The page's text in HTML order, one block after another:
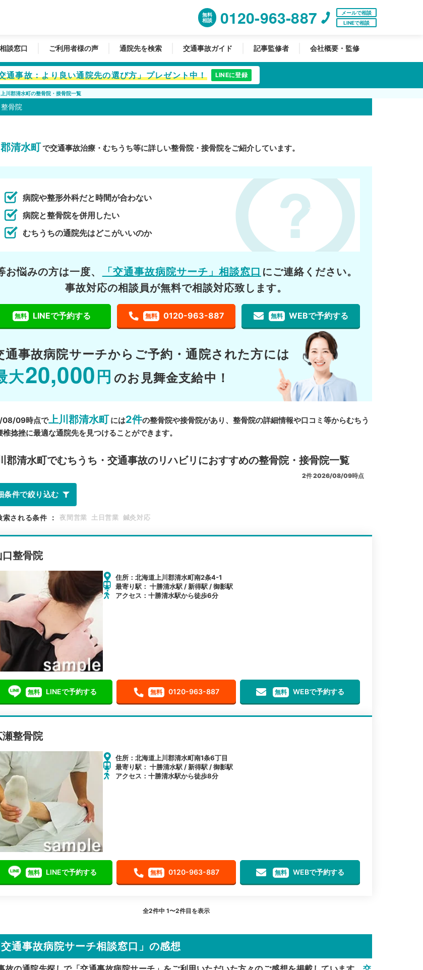
無料
相談
0120-963-887
メールで相談
LINEで相談
談窓口 ご利用者様の声 通院先を検索 交通事故ガイド 記事監修者 会社概要・監修
通事故：より良い通院先の選び方」プレゼント中！ LINEに登録
上川郡清水町の整骨院・接骨院一覧
骨院
清水町で交通事故治療・むちうち等に詳しい整骨院・接骨院をご紹介しています。
病院や整形外科だと時間が合わない
病院と整骨院を併用したい
むちうちの通院先はどこがいいのか
お悩みの方は一度、 「交通事故病院サーチ」相談窓口 にご連絡ください。
事故対応の相談員が無料で相談対応致します。
無料 LINEで予約する 無料 0120-963-887 無料 WEBで予約する
通事故病院サーチから ご予約・通院された方には
大20,000 円 のお見舞金支給中！
09時点で上川郡清水町には2件の整骨院や接骨院があり、整骨院の詳細情報や口コミ等からむちう
椎捻挫に最適な通院先を見つけることができます。
郡清水町でむちうち・交通事故のリハビリにおすすめの整骨院・接骨院一覧
2件2026/08/09時点
条件で絞り込む
索される条件 ： 夜間営業 土日営業 鍼灸対応
口整骨院
住所：北海道上川郡清水町南2条4-1
最寄り駅： 十勝清水駅 / 新得駅 / 御影駅
アクセス：十勝清水駅から徒歩6分
無料 LINEで予約する 無料 0120-963-887 無料 WEBで予約する
瀬整骨院
住所：北海道上川郡清水町南1条6丁目
最寄り駅： 十勝清水駅 / 新得駅 / 御影駅
アクセス：十勝清水駅から徒歩8分
無料 LINEで予約する 無料 0120-963-887 無料 WEBで予約する
全2件中 1〜2件目を表示
交通事故病院サーチ相談窓口」の感想